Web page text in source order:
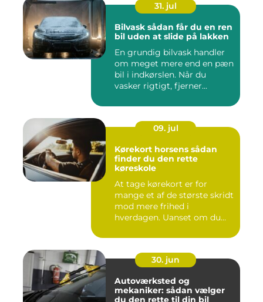
31. jul
Bilvask sådan får du en ren
bil uden at slide på lakken
En grundig bilvask handler
om meget mere end en pæn
bil i indkørslen. Når du
vasker rigtigt, fjerner...
09. jul
Kørekort horsens sådan
finder du den rette
køreskole
At tage kørekort er for
mange et af de største skridt
mod mere frihed i
hverdagen. Uanset om du
30. jun
Autoværksted og
mekaniker: sådan vælger
du den rette til din bil